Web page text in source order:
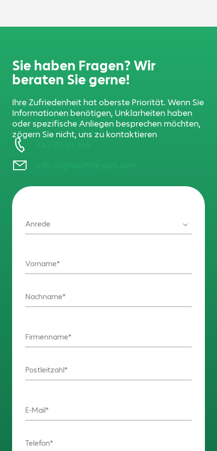
Sie haben Fragen? Wir
beraten Sie gerne!
Ihre Zufriedenheit hat oberste Priorität. Wenn Sie
Informationen benötigen, Unklarheiten haben
oder spezifische Anliegen besprechen möchten,
zögern Sie nicht, uns zu kontaktieren
Anrede
Vorname
Nachname
Firmenname
Postleitzahl
E-Mail
Telefon